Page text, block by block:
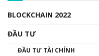
00:02:14
BLOCKCHAIN 2022
ĐẦU TƯ
ĐẦU TƯ TÀI CHÍNH